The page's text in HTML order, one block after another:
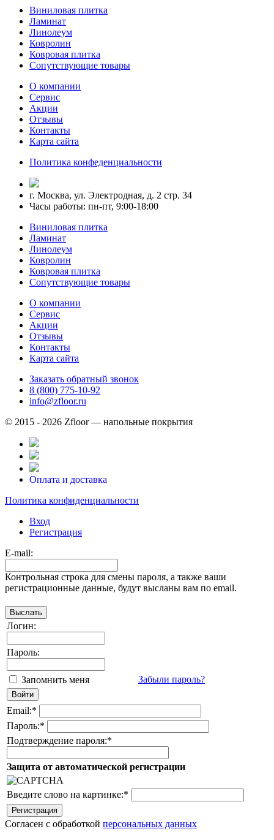
Виниловая плитка
Ламинат
Линолеум
Ковролин
Ковровая плитка
Сопутствующие товары
О компании
Сервис
Акции
Отзывы
Контакты
Карта сайта
Политика конфеденциальности
г. Москва, ул. Электродная, д. 2 стр. 34
Часы работы: пн-пт, 9:00-18:00
Виниловая плитка
Ламинат
Линолеум
Ковролин
Ковровая плитка
Сопутствующие товары
О компании
Сервис
Акции
Отзывы
Контакты
Карта сайта
Заказать обратный звонок
8 (800) 775-10-92
info@zfloor.ru
© 2015 - 2026 Zfloor — напольные покрытия
Оплата и доставка
Политика конфиденциальности
Вход
Регистрация
E-mail:
Контрольная строка для смены пароля, а также ваши
регистрационные данные, будут высланы вам по email.
Логин:
Пароль:
Запомнить меня Забыли пароль?
Email:*
Пароль:*
Подтверждение пароля:*
Защита от автоматической регистрации
Введите слово на картинке:*
Согласен с обработкой персональных данных